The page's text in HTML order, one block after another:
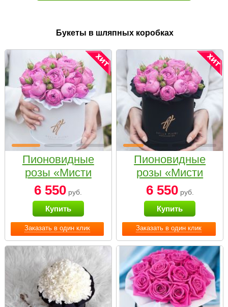
Букеты в шляпных коробках
Заказать в один клик
Пионовидные
розы «Мисти
бабблс» в белой
коробке Small
6 550 руб.
Купить
Заказать в один клик
Пионовидные
розы «Мисти
бабблс» в
черной коробке
Small
6 550руб.
Купить